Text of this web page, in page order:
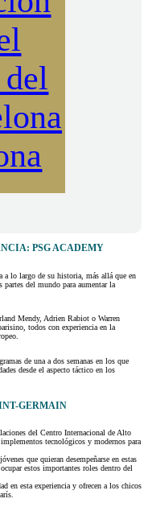
PSG ACADEMY
a lo largo de su historia, más allá que en
partes del mundo para aumentar la
Mendy, Adrien Rabiot o Warren
todos con experiencia en la
de una a dos semanas en los que
desde el aspecto táctico en los
GERMAIN
del Centro Internacional de Alto
tecnológicos y modernos para
que quieran desempeñarse en estas
estos importantes roles dentro del
en esta experiencia y ofrecen a los chicos